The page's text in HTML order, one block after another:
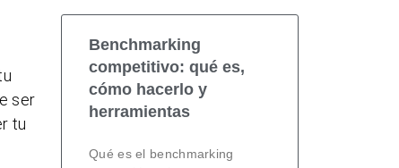
ser
tu
Benchmarking
competitivo: qué es,
cómo hacerlo y
herramientas
Qué es el benchmarking